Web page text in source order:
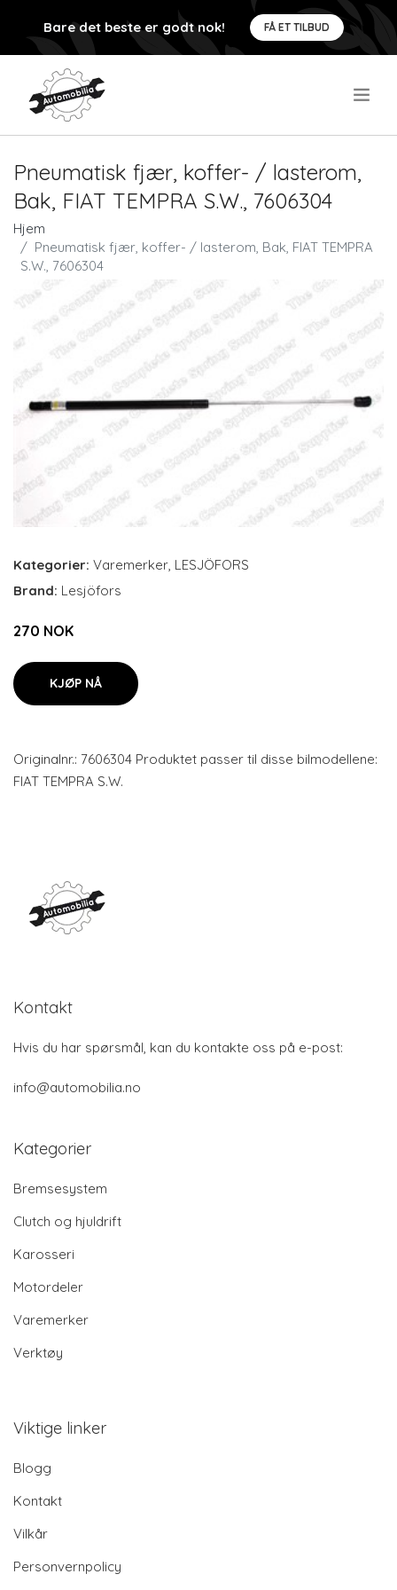
Bare det beste er godt nok! FÅ ET TILBUD
Pneumatisk fjær, koffer- / lasterom,
Bak, FIAT TEMPRA S.W., 7606304
Hjem
Pneumatisk fjær, koffer- / lasterom, Bak, FIAT TEMPRA
S.W., 7606304
Kategorier: Varemerker LESJÖFORS
Brand: Lesjöfors
270 NOK
KJØP NÅ
Originalnr.: 7606304 Produktet passer til disse bilmodellene:
FIAT TEMPRA S.W.
Kontakt
Hvis du har spørsmål, kan du kontakte oss på e-post:
info@automobilia.no
Kategorier
Bremsesystem
Clutch og hjuldrift
Karosseri
Motordeler
Varemerker
Verktøy
Viktige linker
Blogg
Kontakt
Vilkår
Personvernpolicy